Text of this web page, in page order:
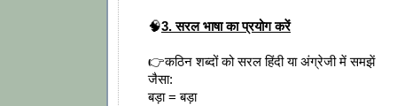
🧠3. सरल भाषा का प्रयोग करें
👉कठिन शब्दों को सरल हिंदी या अंग्रेजी में समझें
जैसा:
बड़ा = बड़ा